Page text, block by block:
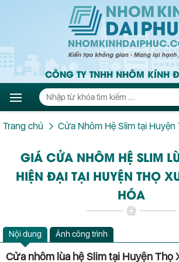
CÔNG TY TNHH NHÔM KÍNH
Trang chủ Cửa Nhôm Hệ Slim tại Huyện
GIÁ CỬA NHÔM HỆ SLIM
HIỆN ĐẠI TẠI HUYỆN THỌ
HÓA
Nội dung Ảnh công trình
Cửa nhôm lùa hệ Slim tại Huyện Thọ